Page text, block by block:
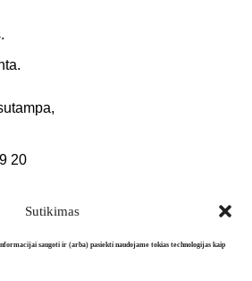
Sutikimas
saugoti ir (arba) pasiekti naudojame tokias technologijas kaip
20